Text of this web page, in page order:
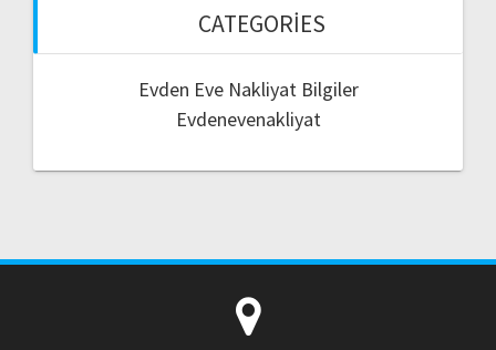
CATEGORIES
Evden Eve Nakliyat Bilgiler
Evdenevenakliyat